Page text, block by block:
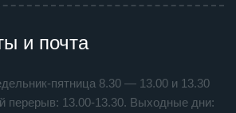
и почта
пятница 8.30 — 13.00 и 13.30
13.00-13.30. Выходные дни: